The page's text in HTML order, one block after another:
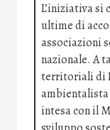
L’iniziativa si
ultime di
associazioni
nazionale. A
territoriali di
ambientalista
intesa con il